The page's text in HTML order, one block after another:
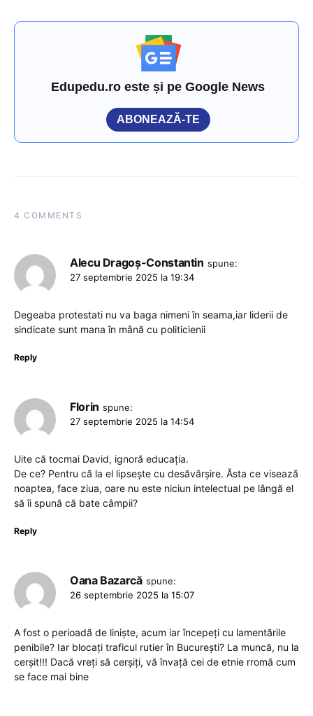
Edupedu.ro este și pe Google News
ABONEAZĂ-TE
4 COMMENTS
Alecu Dragoș-Constantin spune:
27 septembrie 2025 la 19:34
Degeaba protestati nu va baga nimeni în seama,iar liderii de
sindicate sunt mana în mână cu politicienii
Reply
Florin spune:
27 septembrie 2025 la 14:54
Uite că tocmai David, ignoră educația.
De ce? Pentru că la el lipsește cu desăvârșire. Ăsta ce visează
noaptea, face ziua, oare nu este niciun intelectual pe lângă el
să îi spună că bate câmpii?
Reply
Oana Bazarcă spune:
26 septembrie 2025 la 15:07
A fost o perioadă de liniște, acum iar începeți cu lamentările
penibile? Iar blocați traficul rutier în București? La muncă, nu la
cerșit!!! Dacă vreți să cerșiți, vă învață cei de etnie rromă cum
se face mai bine